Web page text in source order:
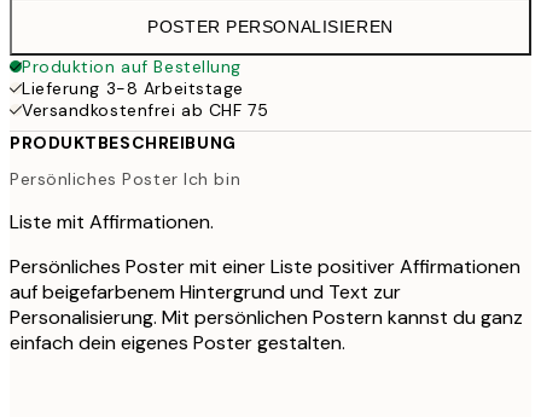
POSTER PERSONALISIEREN
Produktion auf Bestellung
Lieferung 3-8 Arbeitstage
Versandkostenfrei ab CHF 75
PRODUKTBESCHREIBUNG
Persönliches Poster Ich bin
Liste mit Affirmationen.
Persönliches Poster mit einer Liste positiver Affirmationen
auf beigefarbenem Hintergrund und Text zur
Personalisierung. Mit persönlichen Postern kannst du ganz
einfach dein eigenes Poster gestalten.